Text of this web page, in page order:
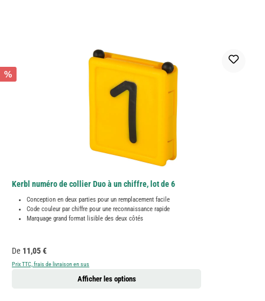
%
Kerbl numéro de collier Duo à un chiffre, lot de 6
Conception en deux parties pour un remplacement facile
Code couleur par chiffre pour une reconnaissance rapide
Marquage grand format lisible des deux côtés
Prix régulier :
De 11,05 €
Prix TTC, frais de livraison en sus
Afficher les options